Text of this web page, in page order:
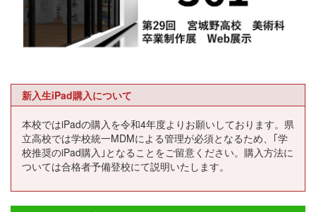
新入生iPad購入について
本校ではiPadの購入を令和4年度よりお願いしております。県
立高校では学校統一MDMによる管理が必須となるため、｢学
校推奨のiPad購入｣となることをご留意ください。購入方法に
ついては合格者予備登校にて説明いたします。